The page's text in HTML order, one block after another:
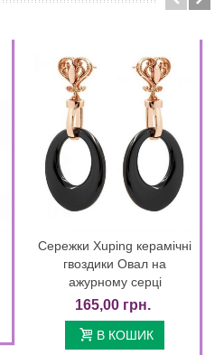
Сережки Xuping керамічні
гвоздики Овал на
ажурному серці
165,00 грн.
В КОШИК